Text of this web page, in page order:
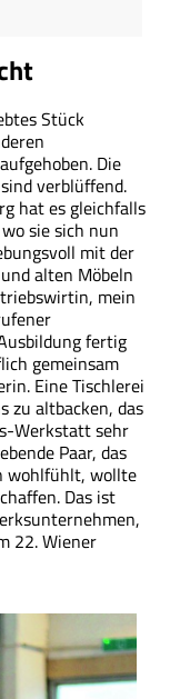
Stück
Die
verblüffend.
hat es gleichfalls
sie sich nun
mit der
alten Möbeln
mein
fertig
gemeinsam
Eine Tischlerei
zu altbacken, das
Werkstatt sehr
Paar, das
wohlfühlt, wollte
Das ist
22. Wiener